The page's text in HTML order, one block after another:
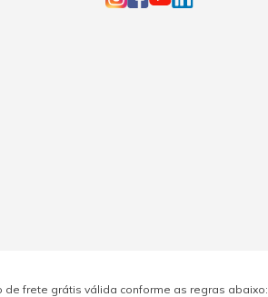
de frete grátis válida conforme as regras abaixo: